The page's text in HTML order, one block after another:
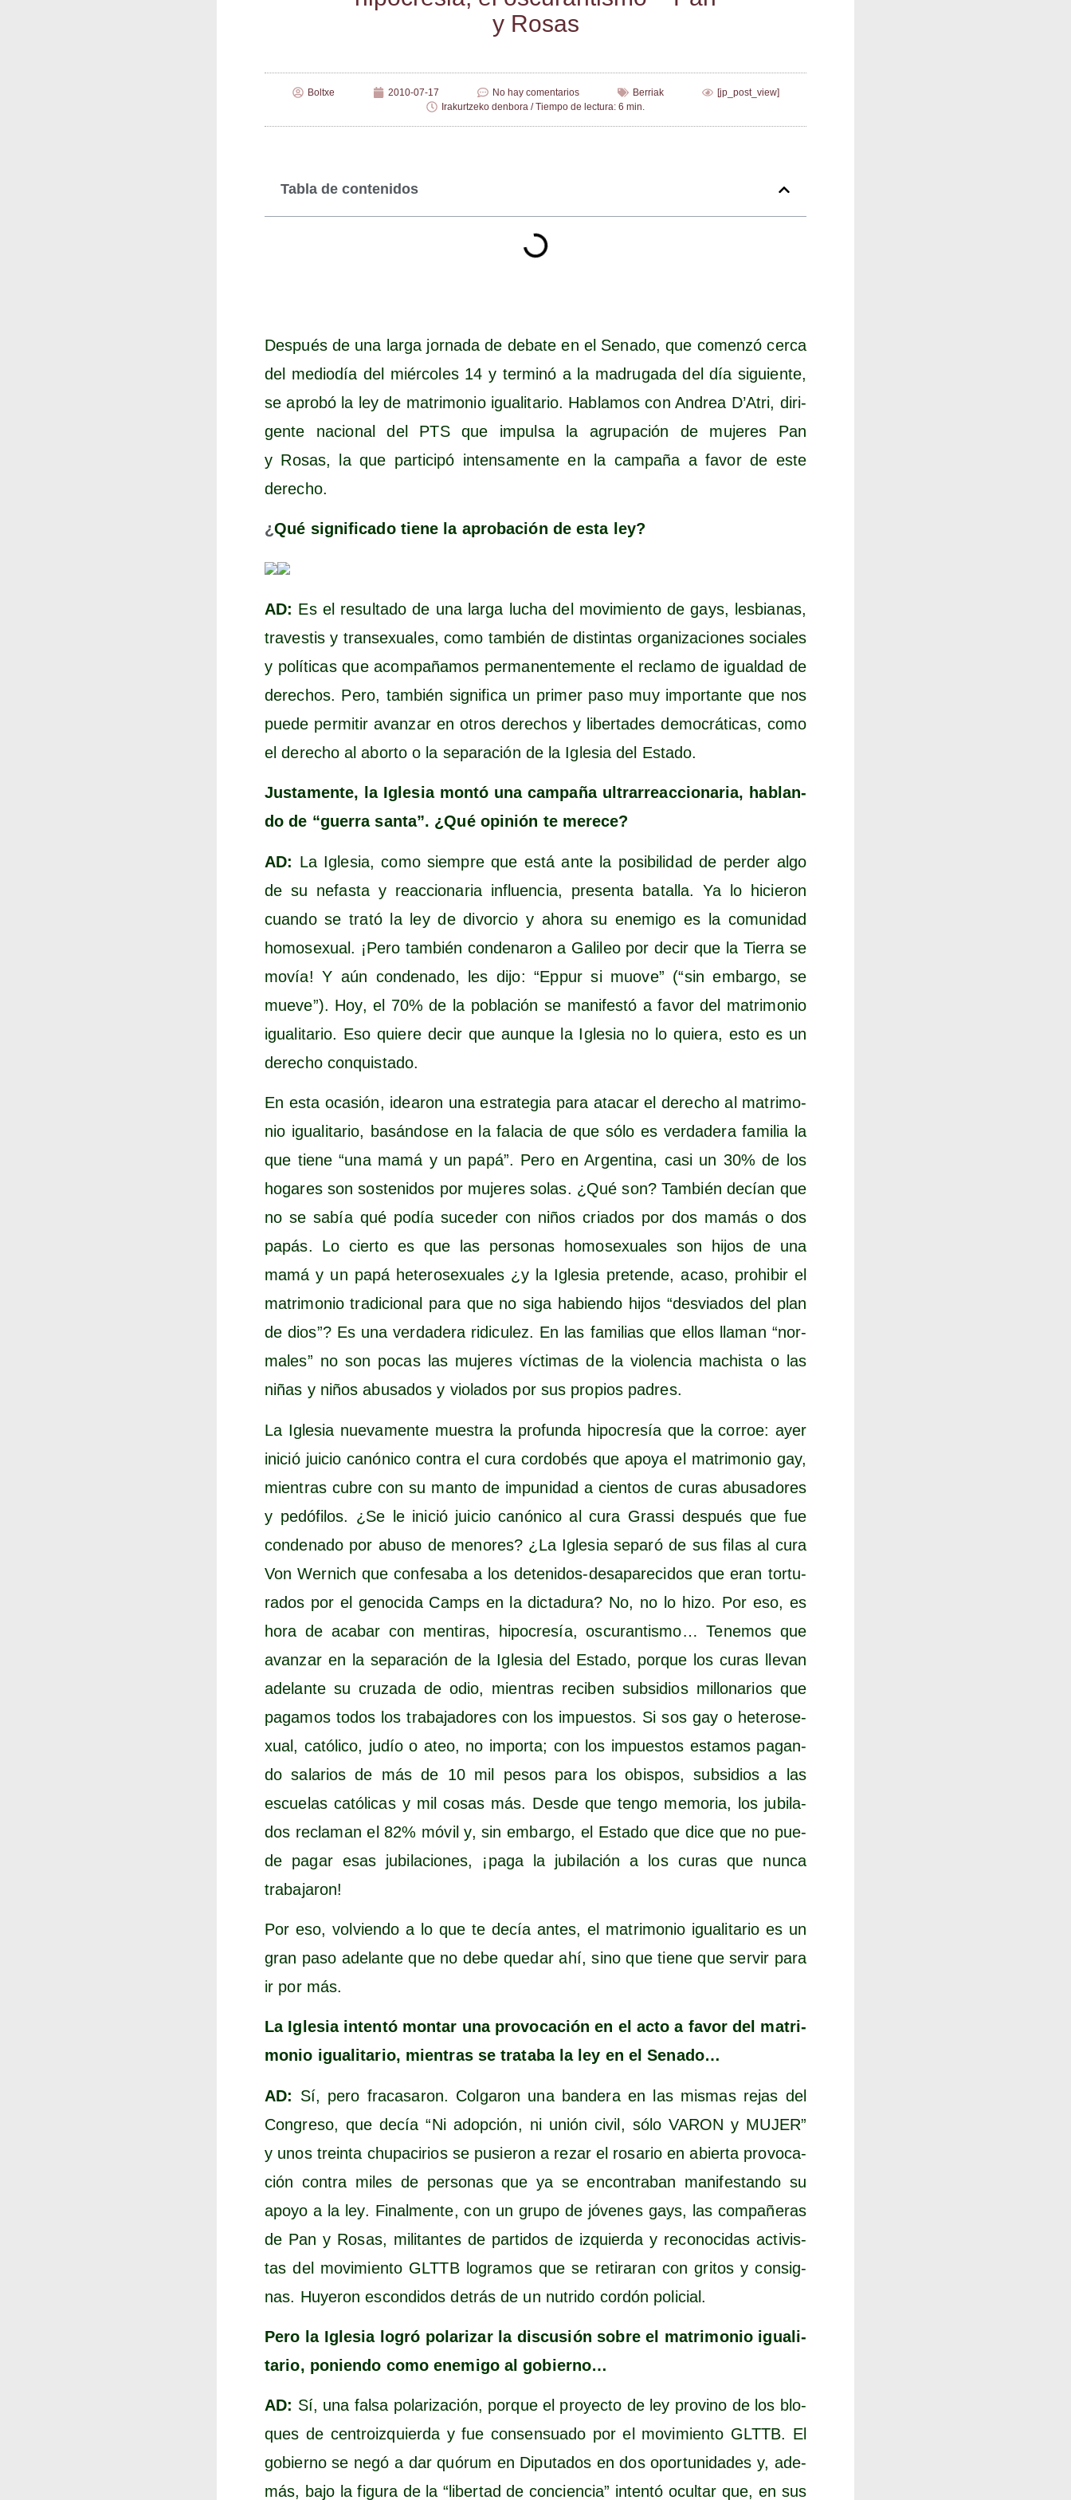
y Rosas
Boltxe 2010-07-17 No hay comentarios Berriak
[jp_post_view]
Irakurtzeko denbora / Tiempo de lectura: 6 min.
Tabla de contenidos
Des­pués de una lar­ga jor­na­da de deba­te en el Sena­do, que comen­zó cer­ca
del medio­día del miér­co­les 14 y ter­mi­nó a la madru­ga­da del día siguien­te,
se apro­bó la ley de matri­mo­nio igua­li­ta­rio. Habla­mos con Andrea D’Atri, diri­
gen­te nacio­nal del PTS que impul­sa la agru­pa­ción de muje­res Pan
y Rosas, la que par­ti­ci­pó inten­sa­men­te en la cam­pa­ña a favor de este
derecho.
¿Qué sig­ni­fi­ca­do tie­ne la apro­ba­ción de esta ley?
AD: Es el resul­ta­do de una lar­ga lucha del movi­mien­to de gays, les­bia­nas,
tra­ves­tis y tran­se­xua­les, como tam­bién de dis­tin­tas orga­ni­za­cio­nes socia­les
y polí­ti­cas que acom­pa­ña­mos per­ma­nen­te­men­te el recla­mo de igual­dad de
dere­chos. Pero, tam­bién sig­ni­fi­ca un pri­mer paso muy impor­tan­te que nos
pue­de per­mi­tir avan­zar en otros dere­chos y liber­ta­des demo­crá­ti­cas, como
el dere­cho al abor­to o la sepa­ra­ción de la Igle­sia del Estado.
Jus­ta­men­te, la Igle­sia mon­tó una cam­pa­ña ultra­rreac­cio­na­ria, hablan­
do de “gue­rra san­ta”. ¿Qué opi­nión te merece?
AD: La Igle­sia, como siem­pre que está ante la posi­bi­li­dad de per­der algo
de su nefas­ta y reac­cio­na­ria influen­cia, pre­sen­ta bata­lla. Ya lo hicie­ron
cuan­do se tra­tó la ley de divor­cio y aho­ra su enemi­go es la comu­ni­dad
homo­se­xual. ¡Pero tam­bién con­de­na­ron a Gali­leo por decir que la Tie­rra se
movía! Y aún con­de­na­do, les dijo: “Eppur si muo­ve” (“sin embar­go, se
mue­ve”). Hoy, el 70% de la pobla­ción se mani­fes­tó a favor del matri­mo­nio
igua­li­ta­rio. Eso quie­re decir que aun­que la Igle­sia no lo quie­ra, esto es un
dere­cho conquistado.
En esta oca­sión, idea­ron una estra­te­gia para ata­car el dere­cho al matri­mo­
nio igua­li­ta­rio, basán­do­se en la fala­cia de que sólo es ver­da­de­ra fami­lia la
que tie­ne “una mamá y un papá”. Pero en Argen­ti­na, casi un 30% de los
hoga­res son sos­te­ni­dos por muje­res solas. ¿Qué son? Tam­bién decían que
no se sabía qué podía suce­der con niños cria­dos por dos mamás o dos
papás. Lo cier­to es que las per­so­nas homo­se­xua­les son hijos de una
mamá y un papá hete­ro­se­xua­les ¿y la Igle­sia pre­ten­de, aca­so, prohi­bir el
matri­mo­nio tra­di­cio­nal para que no siga habien­do hijos “des­via­dos del plan
de dios”? Es una ver­da­de­ra ridi­cu­lez. En las fami­lias que ellos lla­man “nor­
ma­les” no son pocas las muje­res víc­ti­mas de la vio­len­cia machis­ta o las
niñas y niños abu­sa­dos y vio­la­dos por sus pro­pios padres.
La Igle­sia nue­va­men­te mues­tra la pro­fun­da hipo­cre­sía que la corroe: ayer
ini­ció jui­cio canó­ni­co con­tra el cura cor­do­bés que apo­ya el matri­mo­nio gay,
mien­tras cubre con su man­to de impu­ni­dad a cien­tos de curas abu­sa­do­res
y pedó­fi­los. ¿Se le ini­ció jui­cio canó­ni­co al cura Gras­si des­pués que fue
con­de­na­do por abu­so de meno­res? ¿La Igle­sia sepa­ró de sus filas al cura
Von Wer­nich que con­fe­sa­ba a los dete­ni­dos-des­apa­re­ci­dos que eran tor­tu­
ra­dos por el geno­ci­da Camps en la dic­ta­du­ra? No, no lo hizo. Por eso, es
hora de aca­bar con men­ti­ras, hipo­cre­sía, oscu­ran­tis­mo… Tene­mos que
avan­zar en la sepa­ra­ción de la Igle­sia del Esta­do, por­que los curas lle­van
ade­lan­te su cru­za­da de odio, mien­tras reci­ben sub­si­dios millo­na­rios que
paga­mos todos los tra­ba­ja­do­res con los impues­tos. Si sos gay o hete­ro­se­
xual, cató­li­co, judío o ateo, no impor­ta; con los impues­tos esta­mos pagan­
do sala­rios de más de 10 mil pesos para los obis­pos, sub­si­dios a las
escue­las cató­li­cas y mil cosas más. Des­de que ten­go memo­ria, los jubi­la­
dos recla­man el 82% móvil y, sin embar­go, el Esta­do que dice que no pue­
de pagar esas jubi­la­cio­nes, ¡paga la jubi­la­ción a los curas que nun­ca
trabajaron!
Por eso, vol­vien­do a lo que te decía antes, el matri­mo­nio igua­li­ta­rio es un
gran paso ade­lan­te que no debe que­dar ahí, sino que tie­ne que ser­vir para
ir por más.
La Igle­sia inten­tó mon­tar una pro­vo­ca­ción en el acto a favor del matri­
mo­nio igua­li­ta­rio, mien­tras se tra­ta­ba la ley en el Senado…
AD: Sí, pero fra­ca­sa­ron. Col­ga­ron una ban­de­ra en las mis­mas rejas del
Con­gre­so, que decía “Ni adop­ción, ni unión civil, sólo VARON y MUJER”
y unos trein­ta chu­pa­ci­rios se pusie­ron a rezar el rosa­rio en abier­ta pro­vo­ca­
ción con­tra miles de per­so­nas que ya se encon­tra­ban mani­fes­tan­do su
apo­yo a la ley. Final­men­te, con un gru­po de jóve­nes gays, las com­pa­ñe­ras
de Pan y Rosas, mili­tan­tes de par­ti­dos de izquier­da y reco­no­ci­das acti­vis­
tas del movi­mien­to GLTTB logra­mos que se reti­ra­ran con gri­tos y con­sig­
nas. Huye­ron escon­di­dos detrás de un nutri­do cor­dón policial.
Pero la Igle­sia logró pola­ri­zar la dis­cu­sión sobre el matri­mo­nio igua­li­
ta­rio, ponien­do como enemi­go al gobierno…
AD: Sí, una fal­sa pola­ri­za­ción, por­que el pro­yec­to de ley pro­vino de los blo­
ques de cen­troiz­quier­da y fue con­sen­sua­do por el movi­mien­to GLTTB. El
gobierno se negó a dar quó­rum en Dipu­tados en dos opor­tu­ni­da­des y, ade­
más, bajo la figu­ra de la “liber­tad de con­cien­cia” inten­tó ocul­tar que, en sus